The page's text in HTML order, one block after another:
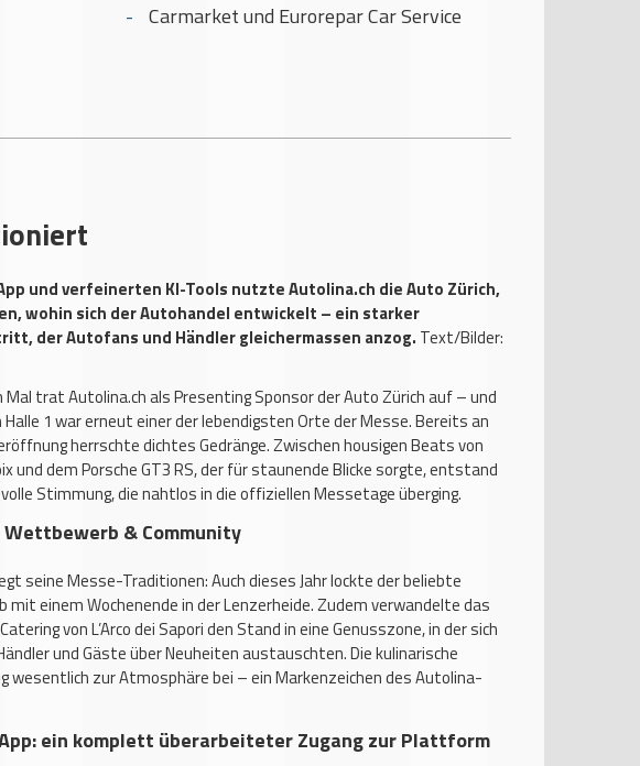
Carmarket und Eurorepar Car Service
und verfeinerten KI-Tools nutzte Autolina.ch die Auto Zürich,
wohin sich der Autohandel entwickelt – ein starker
der Autofans und Händler gleichermassen anzog. Text/Bilder:
trat Autolina.ch als Presenting Sponsor der Auto Zürich auf – und
1 war erneut einer der lebendigsten Orte der Messe. Bereits an
herrschte dichtes Gedränge. Zwischen housigen Beats von
und dem Porsche GT3 RS, der für staunende Blicke sorgte, entstand
Stimmung, die nahtlos in die offiziellen Messetage überging.
& Community
seine Messe-Traditionen: Auch dieses Jahr lockte der beliebte
einem Wochenende in der Lenzerheide. Zudem verwandelte das
von L’Arco dei Sapori den Stand in eine Genusszone, in der sich
und Gäste über Neuheiten austauschten. Die kulinarische
wesentlich zur Atmosphäre bei – ein Markenzeichen des Autolina-
ein komplett überarbeiteter Zugang zur Plattform